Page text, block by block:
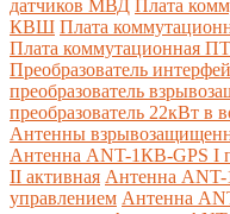
датчиков МВД Плата
КВШ Плата
Плата коммутационная
Преобразователь
преобразователь
преобразователь 22кВт в
Антенны
Антенна ANT-1КВ-GPS I
II активная Антенна
управлением Антенна